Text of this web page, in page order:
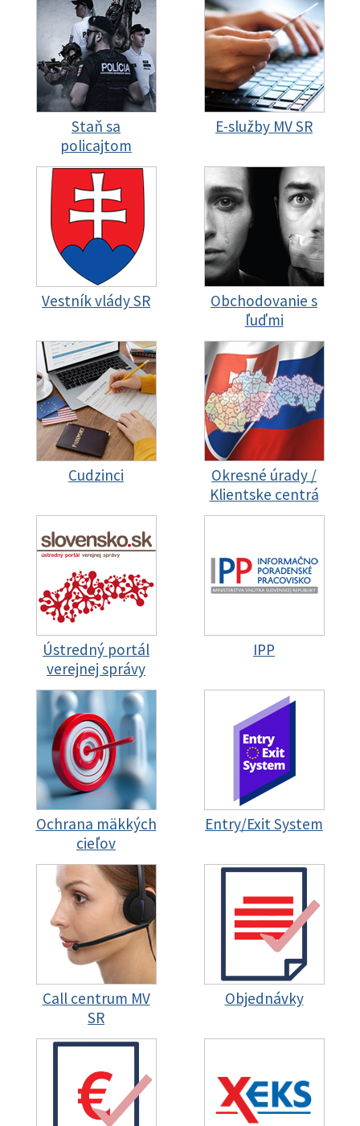
Staň sa
policajtom
E-služby MV SR
Vestník vlády SR
Obchodovanie s
ľuďmi
Cudzinci
Okresné úrady /
Klientske centrá
Ústredný portál
verejnej správy
IPP
Ochrana mäkkých
cieľov
Entry/Exit System
Call centrum MV
SR
Objednávky